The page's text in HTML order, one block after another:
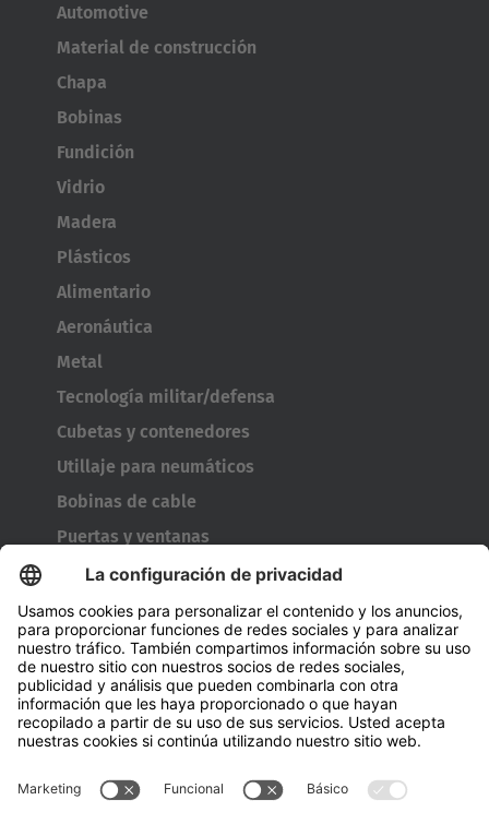
Automotive
Material de construcción
Chapa
Bobinas
Fundición
Vidrio
Madera
Plásticos
Alimentario
Aeronáutica
Metal
Tecnología militar/defensa
Cubetas y contenedores
Utillaje para neumáticos
Bobinas de cable
Puertas y ventanas
Empresa
A cerca de Hubtex
Acerca de HUBTEX Solutions Spain
Sostenibilidad
Sucursales